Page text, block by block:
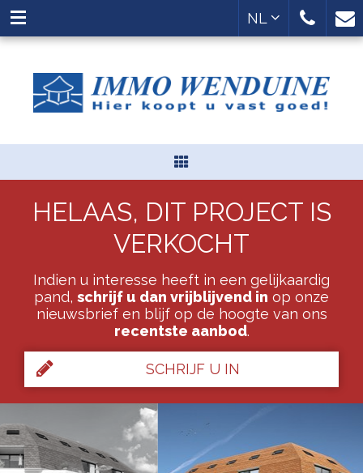
NL
HELAAS, DIT PROJECT IS
VERKOCHT
Indien u interesse heeft in een gelijkaardig
pand, schrijf u dan vrijblijvend in op onze
nieuwsbrief en blijf op de hoogte van ons
recentste aanbod.
SCHRIJF U IN